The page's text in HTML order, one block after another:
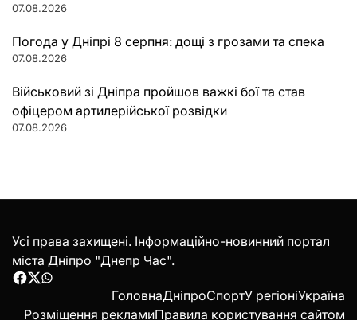
07.08.2026
Погода у Дніпрі 8 серпня: дощі з грозами та спека
07.08.2026
Військовий зі Дніпра пройшов важкі бої та став
офіцером артилерійської розвідки
07.08.2026
Усі права захищені. Інформаційно-новинний портал
міста Дніпро "Днепр Час".
Facebook
Twitter
WhatsApp
ГоловнаДніпроСпортУ регіоніУкраїна
Розміщення рекламиПравила користування сайтом